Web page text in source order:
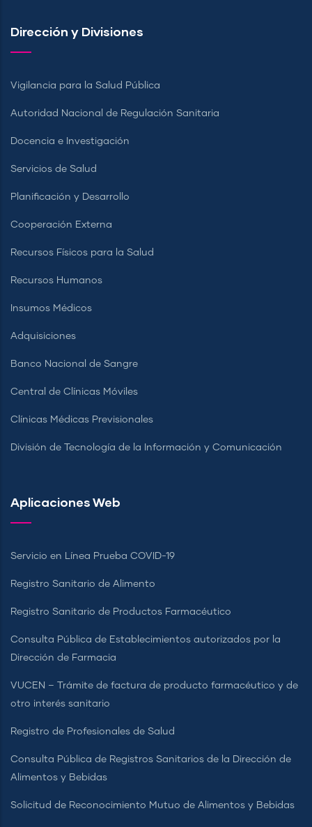
Dirección y Divisiones
Vigilancia para la Salud Pública
Autoridad Nacional de Regulación Sanitaria
Docencia e Investigación
Servicios de Salud
Planificación y Desarrollo
Cooperación Externa
Recursos Físicos para la Salud
Recursos Humanos
Insumos Médicos
Adquisiciones
Banco Nacional de Sangre
Central de Clínicas Móviles
Clínicas Médicas Previsionales
División de Tecnología de la Información y Comunicación
Aplicaciones Web
Servicio en Línea Prueba COVID-19
Registro Sanitario de Alimento
Registro Sanitario de Productos Farmacéutico
Consulta Pública de Establecimientos autorizados por la
Dirección de Farmacia
VUCEN – Trámite de factura de producto farmacéutico y de
otro interés sanitario
Registro de Profesionales de Salud
Consulta Pública de Registros Sanitarios de la Dirección de
Alimentos y Bebidas
Solicitud de Reconocimiento Mutuo de Alimentos y Bebidas